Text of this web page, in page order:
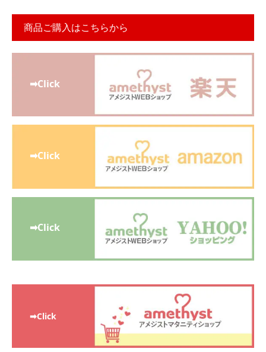
商品ご購入はこちらから
➡Click
➡Click
➡Click
➡Click